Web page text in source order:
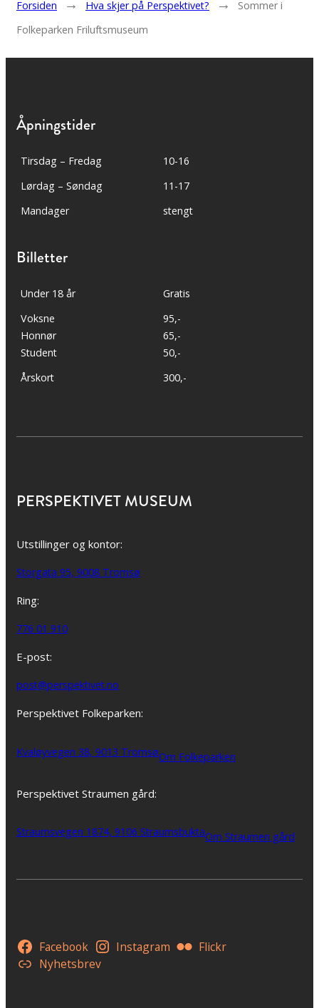
Forsiden → Hva skjer på Perspektivet? →
Sommer i
Folkeparken Friluftsmuseum
Åpningstider
Tirsdag – Fredag
10-16
Lørdag – Søndag
11-17
Mandager
stengt
Billetter
Under 18 år
Gratis
Voksne
Honnør
Student
95,-
65,-
50,-
Årskort
300,-
PERSPEKTIVET MUSEUM
Utstillinger og kontor:
Storgata 95, 9008 Tromsø
Ring:
776 01 910
E-post:
post@perspektivet.no
Perspektivet Folkeparken:
Kvaløyvegen 38, 9013 TromsøOm Folkeparken
Perspektivet Straumen gård:
Straumsvegen 1874, 9106 StraumsbuktaOm Straumen gård
Facebook Instagram
Flickr
Nyhetsbrev